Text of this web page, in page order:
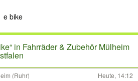
in Fahrräder & Zubehör Mülheim
(Ruhr) Heute, 14:12